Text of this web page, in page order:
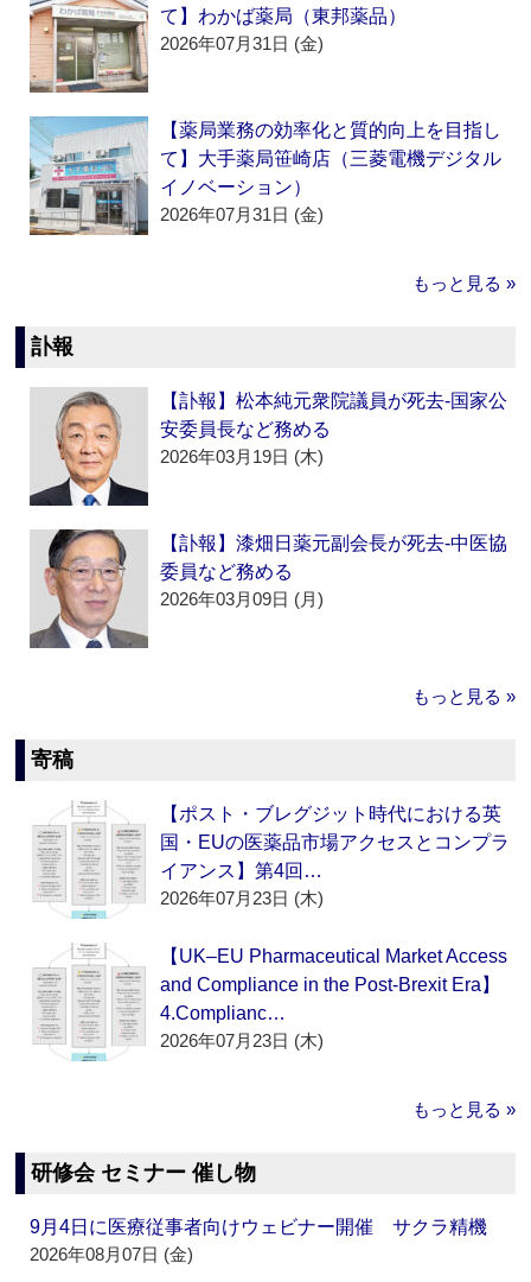
て】わかば薬局（東邦薬品）
2026年07月31日 (金)
【薬局業務の効率化と質的向上を目指し
て】大手薬局笹崎店（三菱電機デジタル
イノベーション）
2026年07月31日 (金)
もっと見る »
訃報
【訃報】松本純元衆院議員が死去‐国家公
安委員長など務める
2026年03月19日 (木)
【訃報】漆畑日薬元副会長が死去‐中医協
委員など務める
2026年03月09日 (月)
もっと見る »
寄稿
【ポスト・ブレグジット時代における英
国・EUの医薬品市場アクセスとコンプラ
イアンス】第4回…
2026年07月23日 (木)
【UK–EU Pharmaceutical Market Access
and Compliance in the Post-Brexit Era】
4.Complianc…
2026年07月23日 (木)
もっと見る »
研修会 セミナー 催し物
9月4日に医療従事者向けウェビナー開催 サクラ精機
2026年08月07日 (金)